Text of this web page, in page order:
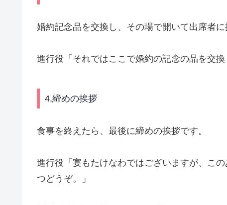
婚約記念品を交換し、その場で開いて出席者に
進行役「それではここで婚約の記念の品を交換
4,締めの挨拶
食事を終えたら、最後に締めの挨拶です。
進行役「宴もたけなわではございますが、こ
つどうぞ。」